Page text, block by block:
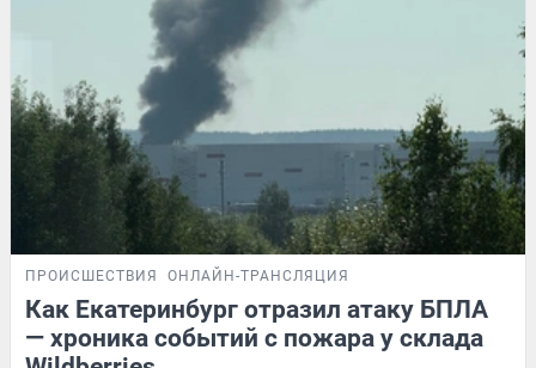
ПРОИСШЕСТВИЯ ОНЛАЙН-ТРАНСЛЯЦИЯ
Как Екатеринбург отразил атаку БПЛА
— хроника событий с пожара у склада